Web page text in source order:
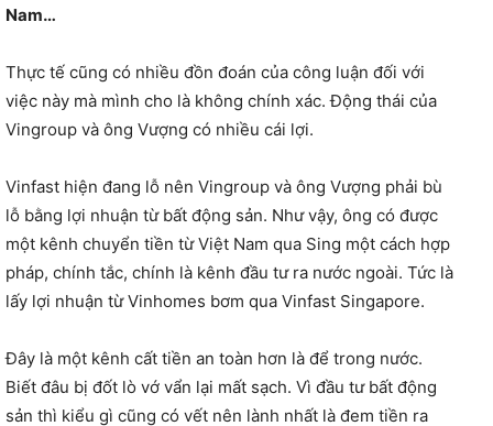
Nam…
Thực tế cũng có nhiều đồn đoán của công luận đối với
việc này mà mình cho là không chính xác. Động thái của
Vingroup và ông Vượng có nhiều cái lợi.
Vinfast hiện đang lỗ nên Vingroup và ông Vượng phải bù
lỗ bằng lợi nhuận từ bất động sản. Như vậy, ông có được
một kênh chuyển tiền từ Việt Nam qua Sing một cách hợp
pháp, chính tắc, chính là kênh đầu tư ra nước ngoài. Tức là
lấy lợi nhuận từ Vinhomes bơm qua Vinfast Singapore.
Đây là một kênh cất tiền an toàn hơn là để trong nước.
Biết đâu bị đốt lò vớ vẩn lại mất sạch. Vì đầu tư bất động
sản thì kiểu gì cũng có vết nên lành nhất là đem tiền ra